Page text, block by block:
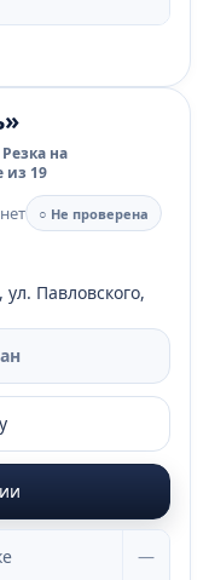
на
из 19
○ Не проверена
Павловского,
—